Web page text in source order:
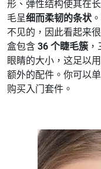
形、弹性结构使其在
毛呈细而柔韧的条状
不见的，因此看起来
盒包含 36 个睫毛簇
眼睛的大小，这足以
额外的配件。你可以
购买入门套件。